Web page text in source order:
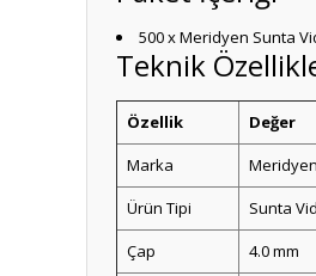
500 x Meridyen Sunta
Teknik
Özellik
Değer
Marka
Meridyen
Ürün Tipi
Sunta
Çap
4.0 mm